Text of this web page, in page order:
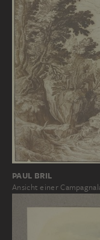
PAUL BRIL
Ansicht einer